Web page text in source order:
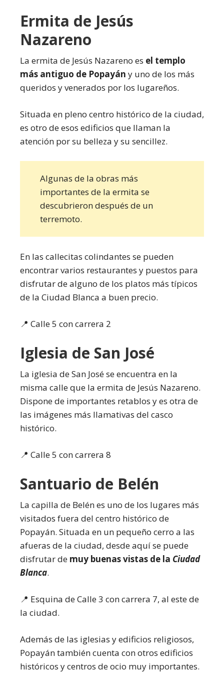
Ermita de Jesús
Nazareno
La ermita de Jesús Nazareno es el templo
más antiguo de Popayán y uno de los más
queridos y venerados por los lugareños.
Situada en pleno centro histórico de la ciudad,
es otro de esos edificios que llaman la
atención por su belleza y su sencillez.
Algunas de la obras más
importantes de la ermita se
descubrieron después de un
terremoto.
En las callecitas colindantes se pueden
encontrar varios restaurantes y puestos para
disfrutar de alguno de los platos más típicos
de la Ciudad Blanca a buen precio.
📍 Calle 5 con carrera 2
Iglesia de San José
La iglesia de San José se encuentra en la
misma calle que la ermita de Jesús Nazareno.
Dispone de importantes retablos y es otra de
las imágenes más llamativas del casco
histórico.
📍 Calle 5 con carrera 8
Santuario de Belén
La capilla de Belén es uno de los lugares más
visitados fuera del centro histórico de
Popayán. Situada en un pequeño cerro a las
afueras de la ciudad, desde aquí se puede
disfrutar de muy buenas vistas de la Ciudad
Blanca.
📍 Esquina de Calle 3 con carrera 7, al este de
la ciudad.
Además de las iglesias y edificios religiosos,
Popayán también cuenta con otros edificios
históricos y centros de ocio muy importantes.